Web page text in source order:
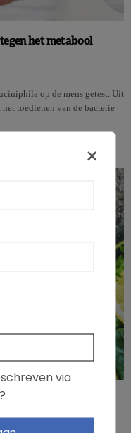
het metabool
op de mens getest. Uit
toedienen van de bacterie
×
via